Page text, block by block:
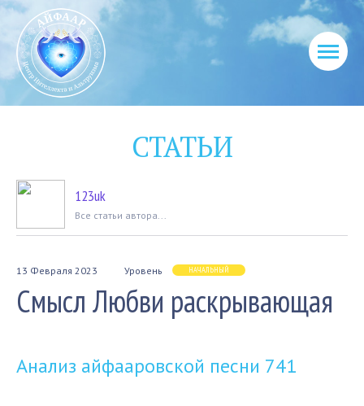
СТАТЬИ
123uk
Вcе статьи автора...
13 Февраля 2023 Уровень НАЧАЛЬНЫЙ
Смысл Любви раскрывающая
Анализ айфааровской песни 741